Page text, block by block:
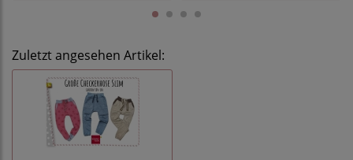
Zuletzt angesehen Artikel: